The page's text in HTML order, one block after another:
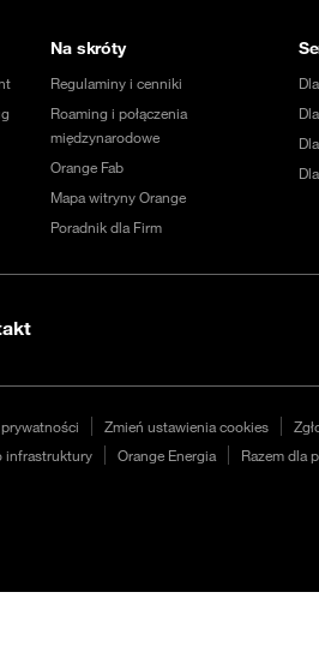
Na skróty
Regulaminy i cenniki
Roaming i połączenia
międzynarodowe
Orange Fab
Mapa witryny Orange
Poradnik dla Firm
Zmień ustawienia cookies
infrastruktury Orange Energia Razem dla